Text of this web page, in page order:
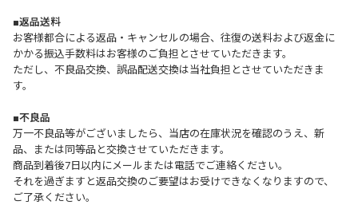
■返品送料
お客様都合による返品・キャンセルの場合、往復の送料および返金に
かかる振込手数料はお客様のご負担とさせていただきます。
ただし、不良品交換、誤品配送交換は当社負担とさせていただきま
す。
■不良品
万一不良品等がございましたら、当店の在庫状況を確認のうえ、新
品、または同等品と交換させていただきます。
商品到着後7日以内にメールまたは電話でご連絡ください。
それを過ぎますと返品交換のご要望はお受けできなくなりますので、
ご了承ください。